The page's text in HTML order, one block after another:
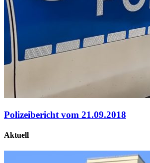
Polizeibericht vom 21.09.2018
Aktuell